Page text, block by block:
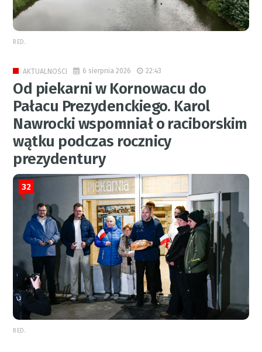
RED.
AKTUALNOŚCI 6 sierpnia 2026 22:43
Od piekarni w Kornowacu do
Pałacu Prezydenckiego. Karol
Nawrocki wspomniał o raciborskim
wątku podczas rocznicy
prezydentury
32
RED.